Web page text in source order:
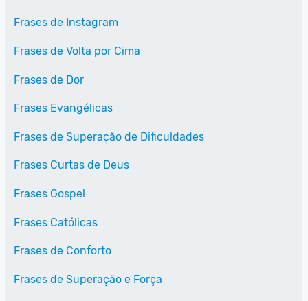
Frases de Instagram
Frases de Volta por Cima
Frases de Dor
Frases Evangélicas
Frases de Superação de Dificuldades
Frases Curtas de Deus
Frases Gospel
Frases Católicas
Frases de Conforto
Frases de Superação e Força